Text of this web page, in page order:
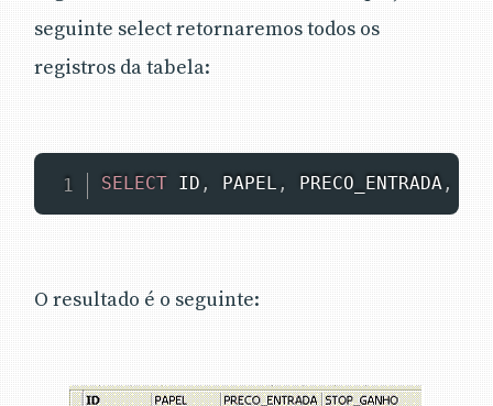
seguinte select retornaremos todos os
registros da tabela:
SELECT ID , PAPEL , PRECO_ENTRADA,
O resultado é o seguinte: